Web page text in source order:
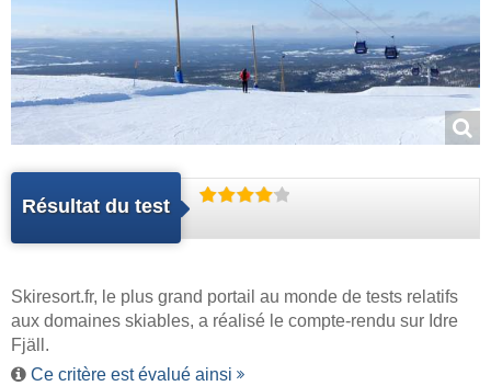
Résultat du test
Skiresort.fr, le plus grand portail au monde de tests relatifs
aux domaines skiables, a réalisé le compte-rendu sur Idre
Fjäll.
Ce critère est évalué ainsi